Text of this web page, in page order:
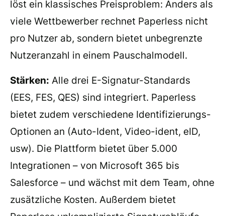
löst ein klassisches Preisproblem: Anders als
viele Wettbewerber rechnet Paperless nicht
pro Nutzer ab, sondern bietet unbegrenzte
Nutzeranzahl in einem Pauschalmodell.
Stärken: Alle drei E-Signatur-Standards
(EES, FES, QES) sind integriert. Paperless
bietet zudem verschiedene Identifizierungs-
Optionen an (Auto-Ident, Video-ident, eID,
usw). Die Plattform bietet über 5.000
Integrationen – von Microsoft 365 bis
Salesforce – und wächst mit dem Team, ohne
zusätzliche Kosten. Außerdem bietet